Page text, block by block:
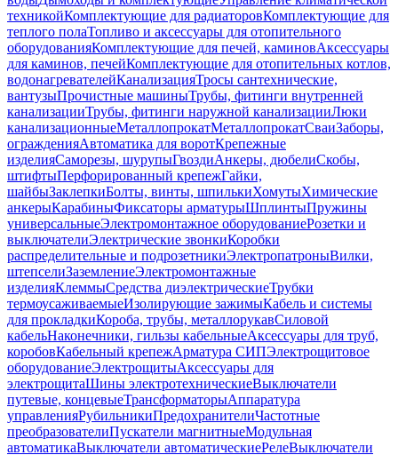
техникойКомплектующие для радиаторовКомплектующие для
теплого полаТопливо и аксессуары для отопительного
оборудованияКомплектующие для печей, каминовАксессуары
для каминов, печейКомплектующие для отопительных котлов,
водонагревателейКанализацияТросы сантехнические,
вантузыПрочистные машиныТрубы, фитинги внутренней
канализацииТрубы, фитинги наружной канализацииЛюки
канализационныеМеталлопрокатМеталлопрокатСваиЗаборы,
огражденияАвтоматика для воротКрепежные
изделияСаморезы, шурупыГвоздиАнкеры, дюбелиСкобы,
штифтыПерфорированный крепежГайки,
шайбыЗаклепкиБолты, винты, шпилькиХомутыХимические
анкерыКарабиныФиксаторы арматурыШплинтыПружины
универсальныеЭлектромонтажное оборудованиеРозетки и
выключателиЭлектрические звонкиКоробки
распределительные и подрозетникиЭлектропатроныВилки,
штепселиЗаземлениеЭлектромонтажные
изделияКлеммыСредства диэлектрическиеТрубки
термоусаживаемыеИзолирующие зажимыКабель и системы
для прокладкиКороба, трубы, металлорукавСиловой
кабельНаконечники, гильзы кабельныеАксессуары для труб,
коробовКабельный крепежАрматура СИПЭлектрощитовое
оборудованиеЭлектрощитыАксессуары для
электрощитаШины электротехническиеВыключатели
путевые, концевыеТрансформаторыАппаратура
управленияРубильникиПредохранителиЧастотные
преобразователиПускатели магнитныеМодульная
автоматикаВыключатели автоматическиеРелеВыключатели